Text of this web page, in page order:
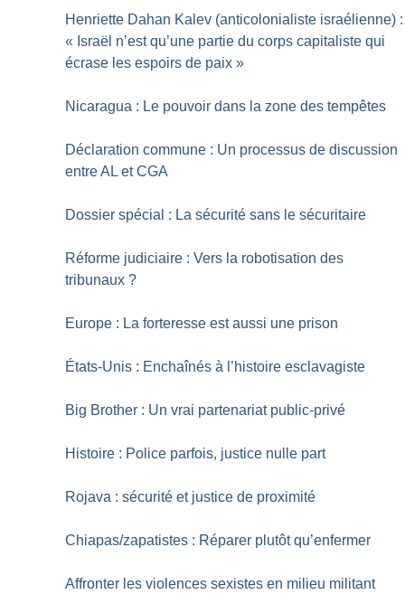
Henriette Dahan Kalev (anticolonialiste israélienne) :
« Israël n’est qu’une partie du corps capitaliste qui
écrase les espoirs de paix »
Nicaragua : Le pouvoir dans la zone des tempêtes
Déclaration commune : Un processus de discussion
entre AL et CGA
Dossier spécial : La sécurité sans le sécuritaire
Réforme judiciaire : Vers la robotisation des
tribunaux ?
Europe : La forteresse est aussi une prison
États-Unis : Enchaînés à l’histoire esclavagiste
Big Brother : Un vrai partenariat public-privé
Histoire : Police parfois, justice nulle part
Rojava : sécurité et justice de proximité
Chiapas/zapatistes : Réparer plutôt qu’enfermer
Affronter les violences sexistes en milieu militant